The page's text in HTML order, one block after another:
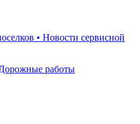
• Новости сервисной
работы